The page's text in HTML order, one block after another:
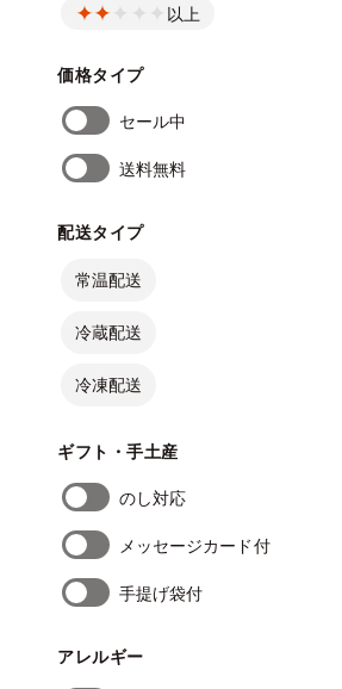
以上
価格タイプ
セール中
送料無料
配送タイプ
常温配送
冷蔵配送
冷凍配送
ギフト・手土産
のし対応
メッセージカード付
手提げ袋付
アレルギー